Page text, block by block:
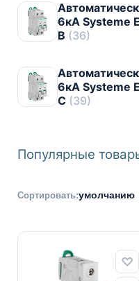
6кА Systeme
B (36)
6кА Systeme
C (39)
Популярные
Сортировать:умолчанию